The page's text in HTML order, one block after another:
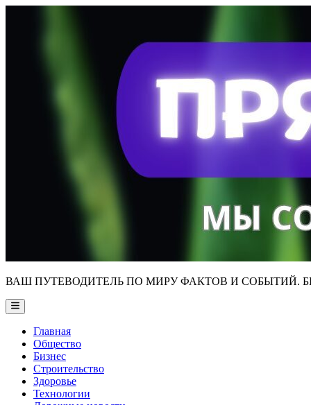
ВАШ ПУТЕВОДИТЕЛЬ ПО МИРУ ФАКТОВ И СОБЫТИЙ.
Main
Menu
Главная
Общество
Бизнес
Строительство
Здоровье
Технологии